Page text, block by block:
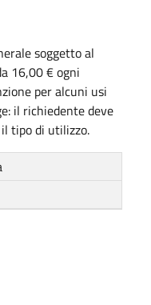
soggetto al
16,00 € ogni
per alcuni usi
il richiedente deve
tipo di utilizzo.